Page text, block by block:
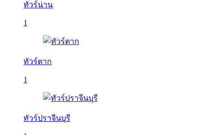
ทัวร์น่าน
1
ทัวร์ตาก
1
ทัวร์ปราจีนบุรี